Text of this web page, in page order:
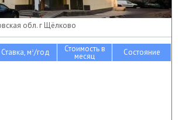
обл. г Щёлково
Ставка, м2/год Стоимость в
месяц Состояние